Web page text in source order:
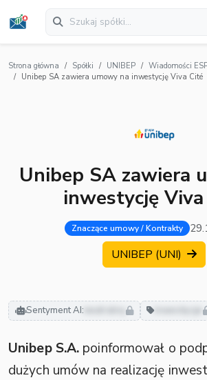
Strona główna Spółki UNIBEP
Wiadomości
Unibep SA zawiera umowy na inwestycję Viva Cité
Unibep SA zawiera
inwestycję
Znaczące umowy / Kontrakty
UNIBEP (UNI)
Sentyment AI: neutralny inwestycje
Unibep S.A. poinformował o
dużych umów na realizację